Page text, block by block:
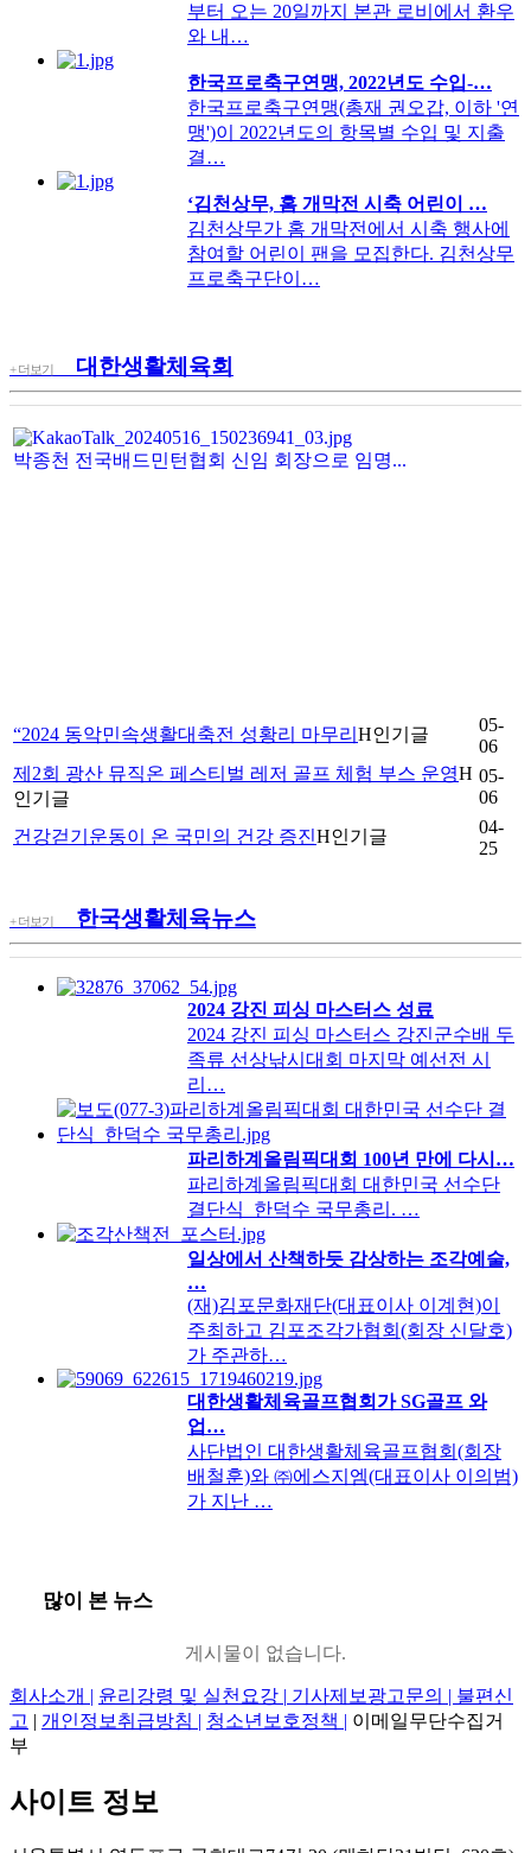
부터 오는 20일까지 본관 로비에서 환우
와 내…
한국프로축구연맹, 2022년도 수입-…
한국프로축구연맹(총재 권오갑, 이하 '연
맹')이 2022년도의 항목별 수입 및 지출
결…
‘김천상무, 홈 개막전 시축 어린이 …
김천상무가 홈 개막전에서 시축 행사에
참여할 어린이 팬을 모집한다. 김천상무
프로축구단이…
+ 더보기 대한생활체육회
박종천 전국배드민턴협회 신임 회장으로 임명...
“2024 동악민속생활대축전 성황리 마무리 H인기글
05-
06
제2회 광산 뮤직온 페스티벌 레저 골프 체험 부스 운영H
인기글
05-
06
건강걷기운동이 온 국민의 건강 증진H인기글
04-
25
+ 더보기 한국생활체육뉴스
2024 강진 피싱 마스터스 성료
2024 강진 피싱 마스터스 강진군수배 두
족류 선상낚시대회 마지막 예선전 시
리…
파리하계올림픽대회 100년 만에 다시…
파리하계올림픽대회 대한민국 선수단
결단식_한덕수 국무총리. …
일상에서 산책하듯 감상하는 조각예술,
…
(재)김포문화재단(대표이사 이계현)이
주최하고 김포조각가협회(회장 신달호)
가 주관하…
대한생활체육골프협회가 SG골프 와
업…
사단법인 대한생활체육골프협회(회장
배철훈)와 ㈜에스지엠(대표이사 이의범)
가 지난 …
많이 본 뉴스
게시물이 없습니다.
회사소개 | 윤리강령 및 실천요강 | 기사제보광고문의 | 불편신
고 | 개인정보취급방침 | 청소년보호정책 | 이메일무단수집거
부
사이트 정보